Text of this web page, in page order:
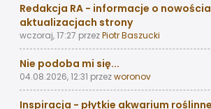
Redakcja RA - informacje o
aktualizacjach strony
wczoraj, 17:27 przezPiotr Baszucki
Nie podoba mi się...
04.08.2026, 12:31 przezworonov
Inspiracja - płytkie akwarium roślinne